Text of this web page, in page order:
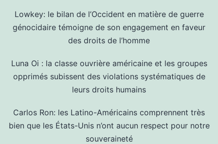
Lowkey: le bilan de l’Occident en matière de guerre
génocidaire témoigne de son engagement en faveur
des droits de l’homme
Luna Oi : la classe ouvrière américaine et les groupes
opprimés subissent des violations systématiques de
leurs droits humains
Carlos Ron: les Latino-Américains comprennent très
bien que les États-Unis n’ont aucun respect pour notre
souveraineté